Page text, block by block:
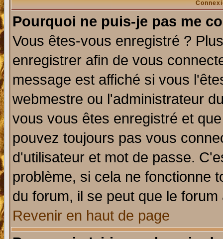
Pourquoi ne puis-je pas me
Vous êtes-vous enregistré ?
enregistrer afin de vous
message est affiché si vous
webmestre ou l'administrateur
vous vous êtes enregistré et
pouvez toujours pas vous
d'utilisateur et mot de passe.
problème, si cela ne fonctionne
du forum, il se peut que le
Revenir en haut de page